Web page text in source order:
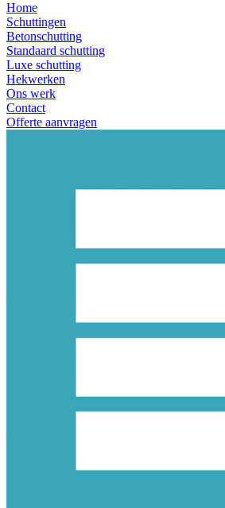
Home
Schuttingen
Betonschutting
Standaard schutting
Luxe schutting
Hekwerken
Ons werk
Contact
Offerte aanvragen